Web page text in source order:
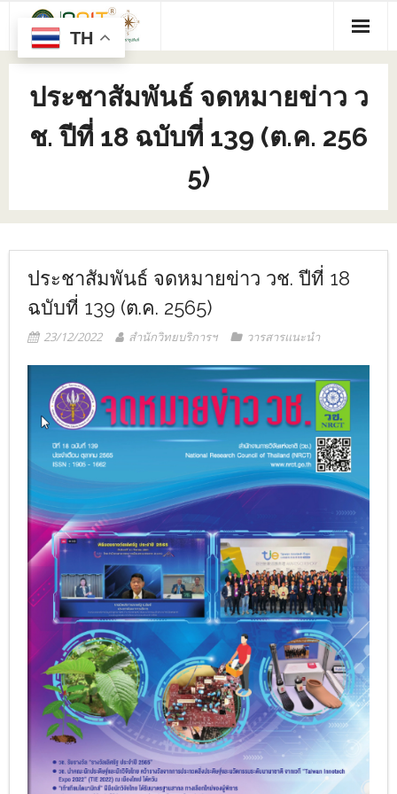
ประชาสัมพันธ์ จดหมายข่าว ว
ช. ปีที่ 18 ฉบับที่ 139 (ต.ค. 256
5)
ประชาสัมพันธ์ จดหมายข่าว วช. ปีที่ 18
ฉบับที่ 139 (ต.ค. 2565)
23/12/2022 สำนักวิทยบริการฯ วารสารแนะนำ
TH